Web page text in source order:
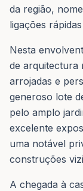
da região,
ligações
Nesta
de arquitectura
arrojadas e
generoso lote
pelo amplo
excelente
uma notável
construções
A chegada à